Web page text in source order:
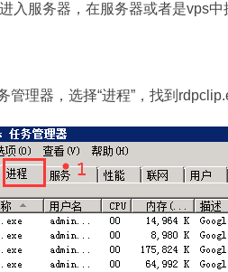
入服务器，在服务器或者是vps中
管理器，选择“进程”，找到